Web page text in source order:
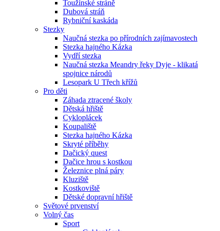
Toužínské stráně
Dubová stráň
Rybniční kaskáda
Stezky
Naučná stezka po přírodních zajímavostech
Stezka hajného Kázka
Vydří stezka
Naučná stezka Meandry řeky Dyje - klikatá
spojnice národů
Lesopark U Třech křížů
Pro děti
Záhada ztracené školy
Dětská hřiště
Cykloplácek
Koupaliště
Stezka hajného Kázka
Skryté příběhy
Dačický quest
Dačice hrou s kostkou
Železnice plná páry
Kluziště
Kostkoviště
Dětské dopravní hřiště
Světové prvenství
Volný čas
Sport